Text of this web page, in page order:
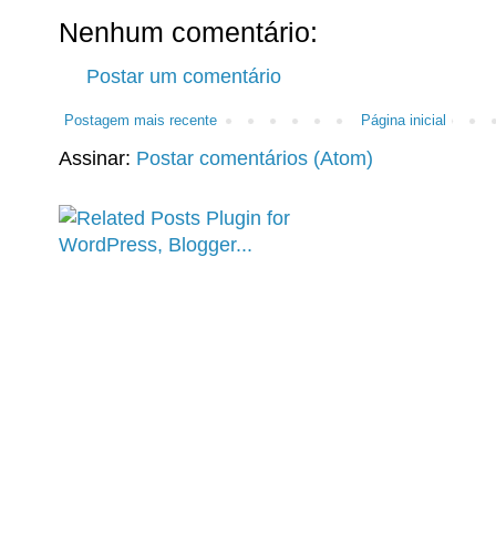
Nenhum comentário:
Postar um comentário
Postagem mais recente Página inicial
Assinar: Postar comentários (Atom)